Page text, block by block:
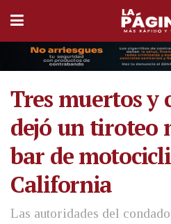
Tres muertos y
dejó un tiroteo
bar de
California
Las autoridades del